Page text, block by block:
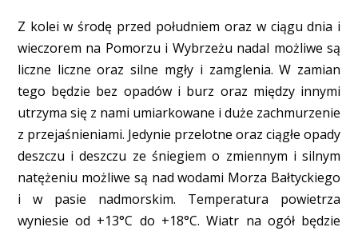
Z kolei w środę przed południem oraz w ciągu dnia i
wieczorem na Pomorzu i Wybrzeżu nadal możliwe są
liczne liczne oraz silne mgły i zamglenia. W zamian
tego będzie bez opadów i burz oraz między innymi
utrzyma się z nami umiarkowane i duże zachmurzenie
z przejaśnieniami. Jedynie przelotne oraz ciągłe opady
deszczu i deszczu ze śniegiem o zmiennym i silnym
natężeniu możliwe są nad wodami Morza Bałtyckiego
i w pasie nadmorskim. Temperatura powietrza
wyniesie od +13°C do +18°C. Wiatr na ogół będzie